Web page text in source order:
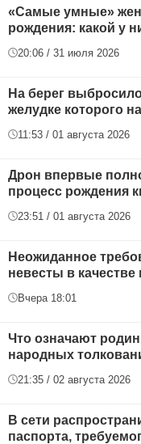
«Самые умные»
рождения: какой у
20:06 / 31 июля 2026
На берег
желудке которого
11:53 / 01 августа 2026
Дрон впервые
процесс рождения
23:51 / 01 августа 2026
Неожиданное
невесты в
Вчера 18:01
Что означают
народных
21:35 / 02 августа 2026
В сети
паспорта,